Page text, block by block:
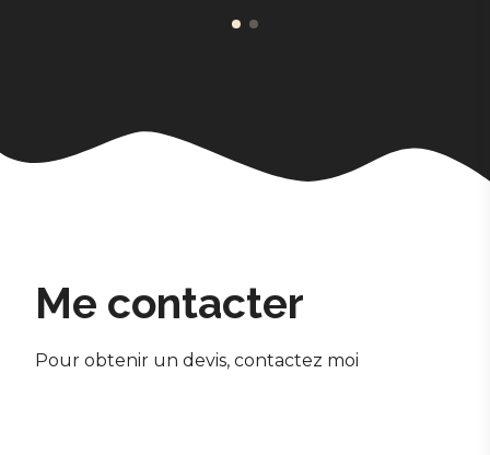
Me contacter
Pour obtenir un devis, contactez moi